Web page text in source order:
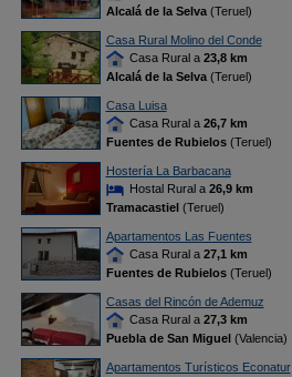
Alcalá de la Selva(Teruel)
Casa Rural Molino del Conde
Casa Rural a 23,8 km
Alcalá de la Selva(Teruel)
Casa Luisa
Casa Rural a 26,7 km
Fuentes de Rubielos(Teruel)
Hostería La Barbacana
Hostal Rural a 26,9 km
Tramacastiel(Teruel)
Apartamentos Las Fuentes
Casa Rural a 27,1 km
Fuentes de Rubielos(Teruel)
Casas del Rincón de Ademuz
Casa Rural a 27,3 km
Puebla de San Miguel(Valencia)
Apartamentos Turísticos Econatur